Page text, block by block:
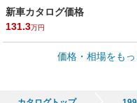
新車カタログ価格
131.3万円
車買取価格 *価格・相場をも